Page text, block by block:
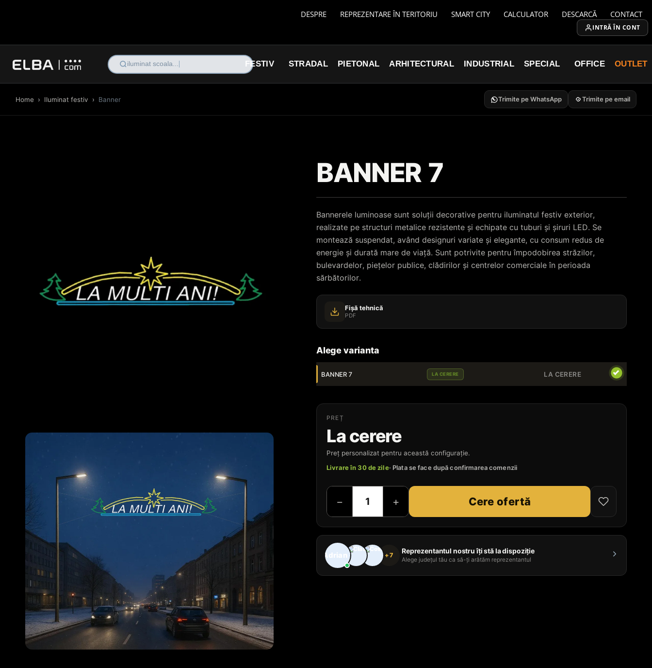
DESPRE REPREZENTARE ÎN TERITORIU SMART CITY CALCULATOR DESCARCĂ CONTACT
INTRĂ ÎN CONT
il FESTIV STRADAL PIETONAL ARHITECTURAL INDUSTRIAL SPECIAL OFFICE OUTLET
Home › Iluminat festiv › Banner Trimite pe WhatsApp Trimite pe email
BANNER 7
Bannerele luminoase sunt soluții decorative pentru iluminatul festiv exterior,
realizate pe structuri metalice rezistente și echipate cu tuburi și șiruri LED. Se
montează suspendat, având designuri variate și elegante, cu consum redus de
energie și durată mare de viață. Sunt potrivite pentru împodobirea străzilor,
bulevardelor, piețelor publice, clădirilor și centrelor comerciale în perioada
sărbătorilor.
Fișă tehnică
PDF
Alege varianta
BANNER 7 LA CERERE LA CERERE
PREȚ
La cerere
Preț personalizat pentru această configurație.
Livrare în 30 de zile· Plata se face după confirmarea comenzii
− + Cere ofertă
+7
Reprezentantul nostru îți stă la dispoziție
Alege județul tău ca să-ți arătăm reprezentantul